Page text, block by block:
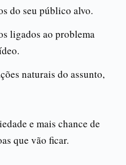
do seu público alvo.
ligados ao problema
naturais do assunto,
e mais chance de
que vão ficar.